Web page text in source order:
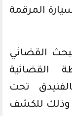
المرقمة
القضائي
القضائية
تحت
وذلك للكشف